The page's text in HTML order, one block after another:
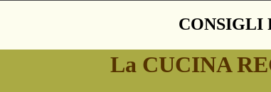
CONSIGLI
La CUCINA